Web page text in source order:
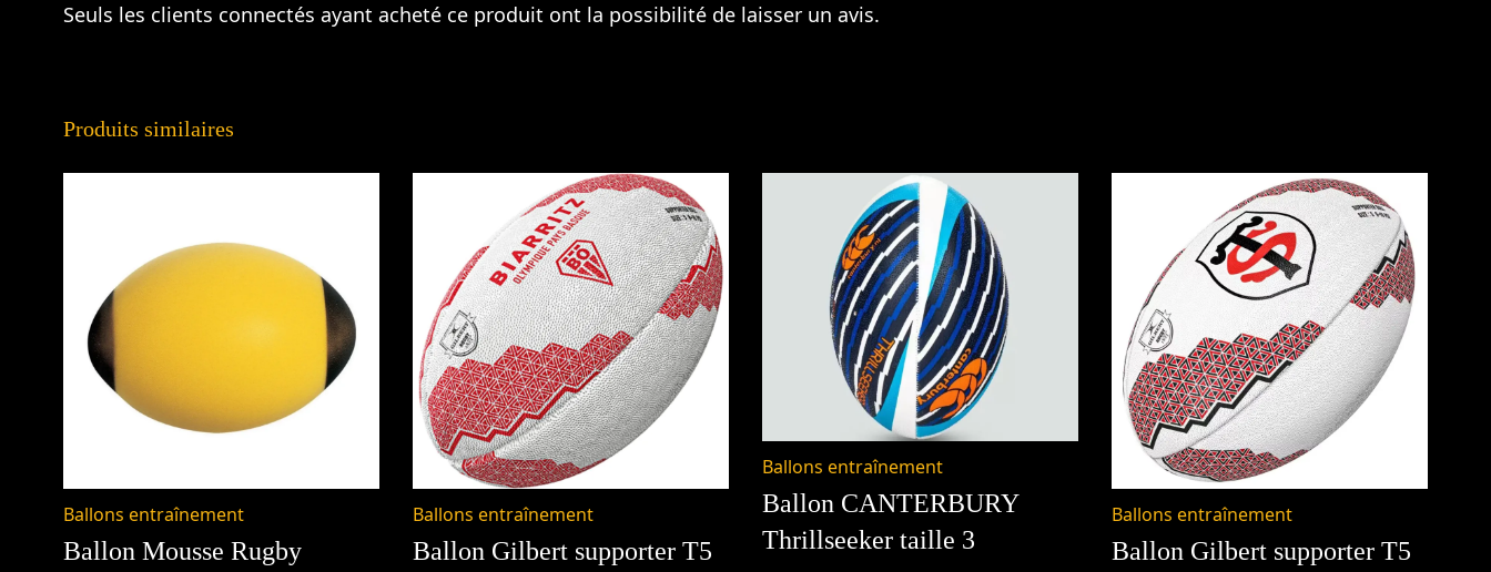
Seuls les clients connectés ayant acheté ce produit ont la possibilité de laisser un avis.
Produits similaires
Ballons entraînement
Ballon Mousse Rugby
Ballons entraînement
Ballon Gilbert supporter T5
Ballons entraînement
Ballon CANTERBURY
Thrillseeker taille 3
Ballons entraînement
Ballon Gilbert supporter T5